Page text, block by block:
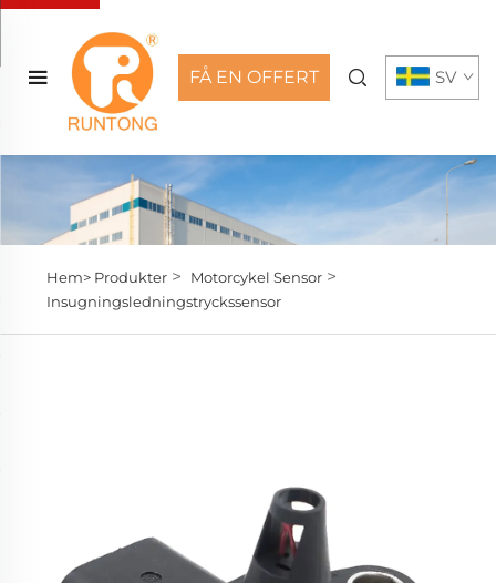
FÅ EN OFFERT SV
Hem> Produkter> Motorcykel Sensor>
Insugningsledningstryckssensor